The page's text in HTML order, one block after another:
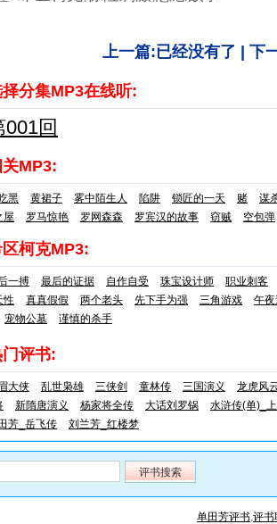
上一篇:已经没有了 | 下
分集MP3在线听:
001回
MP3:
黑 黄裙子 雾中陌生人 陷阱 锁匠的一天 赌
谋
屋
罗马惊艳 罗网森森 罗宾汉的故事 窃贼 空包弹
柯克MP3:
一搏 最后的证据 自作自受 珠宝设计师
职业刺客
性
真真假假 两个老头 先下手为强 三角游戏
午
宠物公墓 谨慎的杀手
评书:
大侠 乱世枭雄 三侠剑 童林传 三国演义
龙虎风
新隋唐演义 杨家将全传 大话刘罗锅
水浒传(单)_上
芳_岳飞传
刘兰芳_红楼梦
单田芳评书,评书